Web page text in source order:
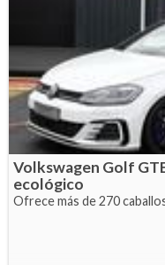
Volkswagen Golf
ecológico
Ofrece más de 270